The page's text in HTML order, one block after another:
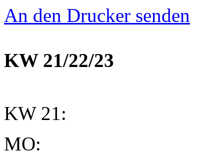
An den Drucker senden
KW 21/22/23
KW 21:
MO: